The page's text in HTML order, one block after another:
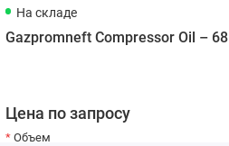
На складе
Gazpromneft Compressor Oil – 68
Цена по запросу
Объем